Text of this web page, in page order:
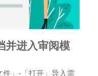
并进入审阅模
」 -「打开」导入需